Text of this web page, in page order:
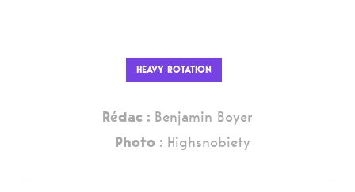
HEAVY ROTATION
Rédac : Benjamin Boyer
Photo : Highsnobiety